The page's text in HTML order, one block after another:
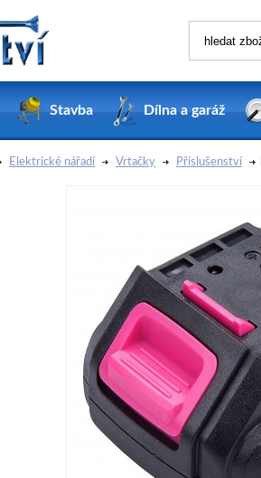
Stavba Dílna a garáž
Elektrické nářadí Vrtačky Příslušenství